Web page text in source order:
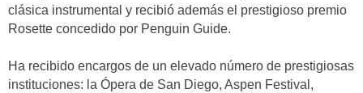
clásica instrumental y recibió además el prestigioso premio
Rosette concedido por Penguin Guide.
Ha recibido encargos de un elevado número de prestigiosas
instituciones: la Ópera de San Diego, Aspen Festival,